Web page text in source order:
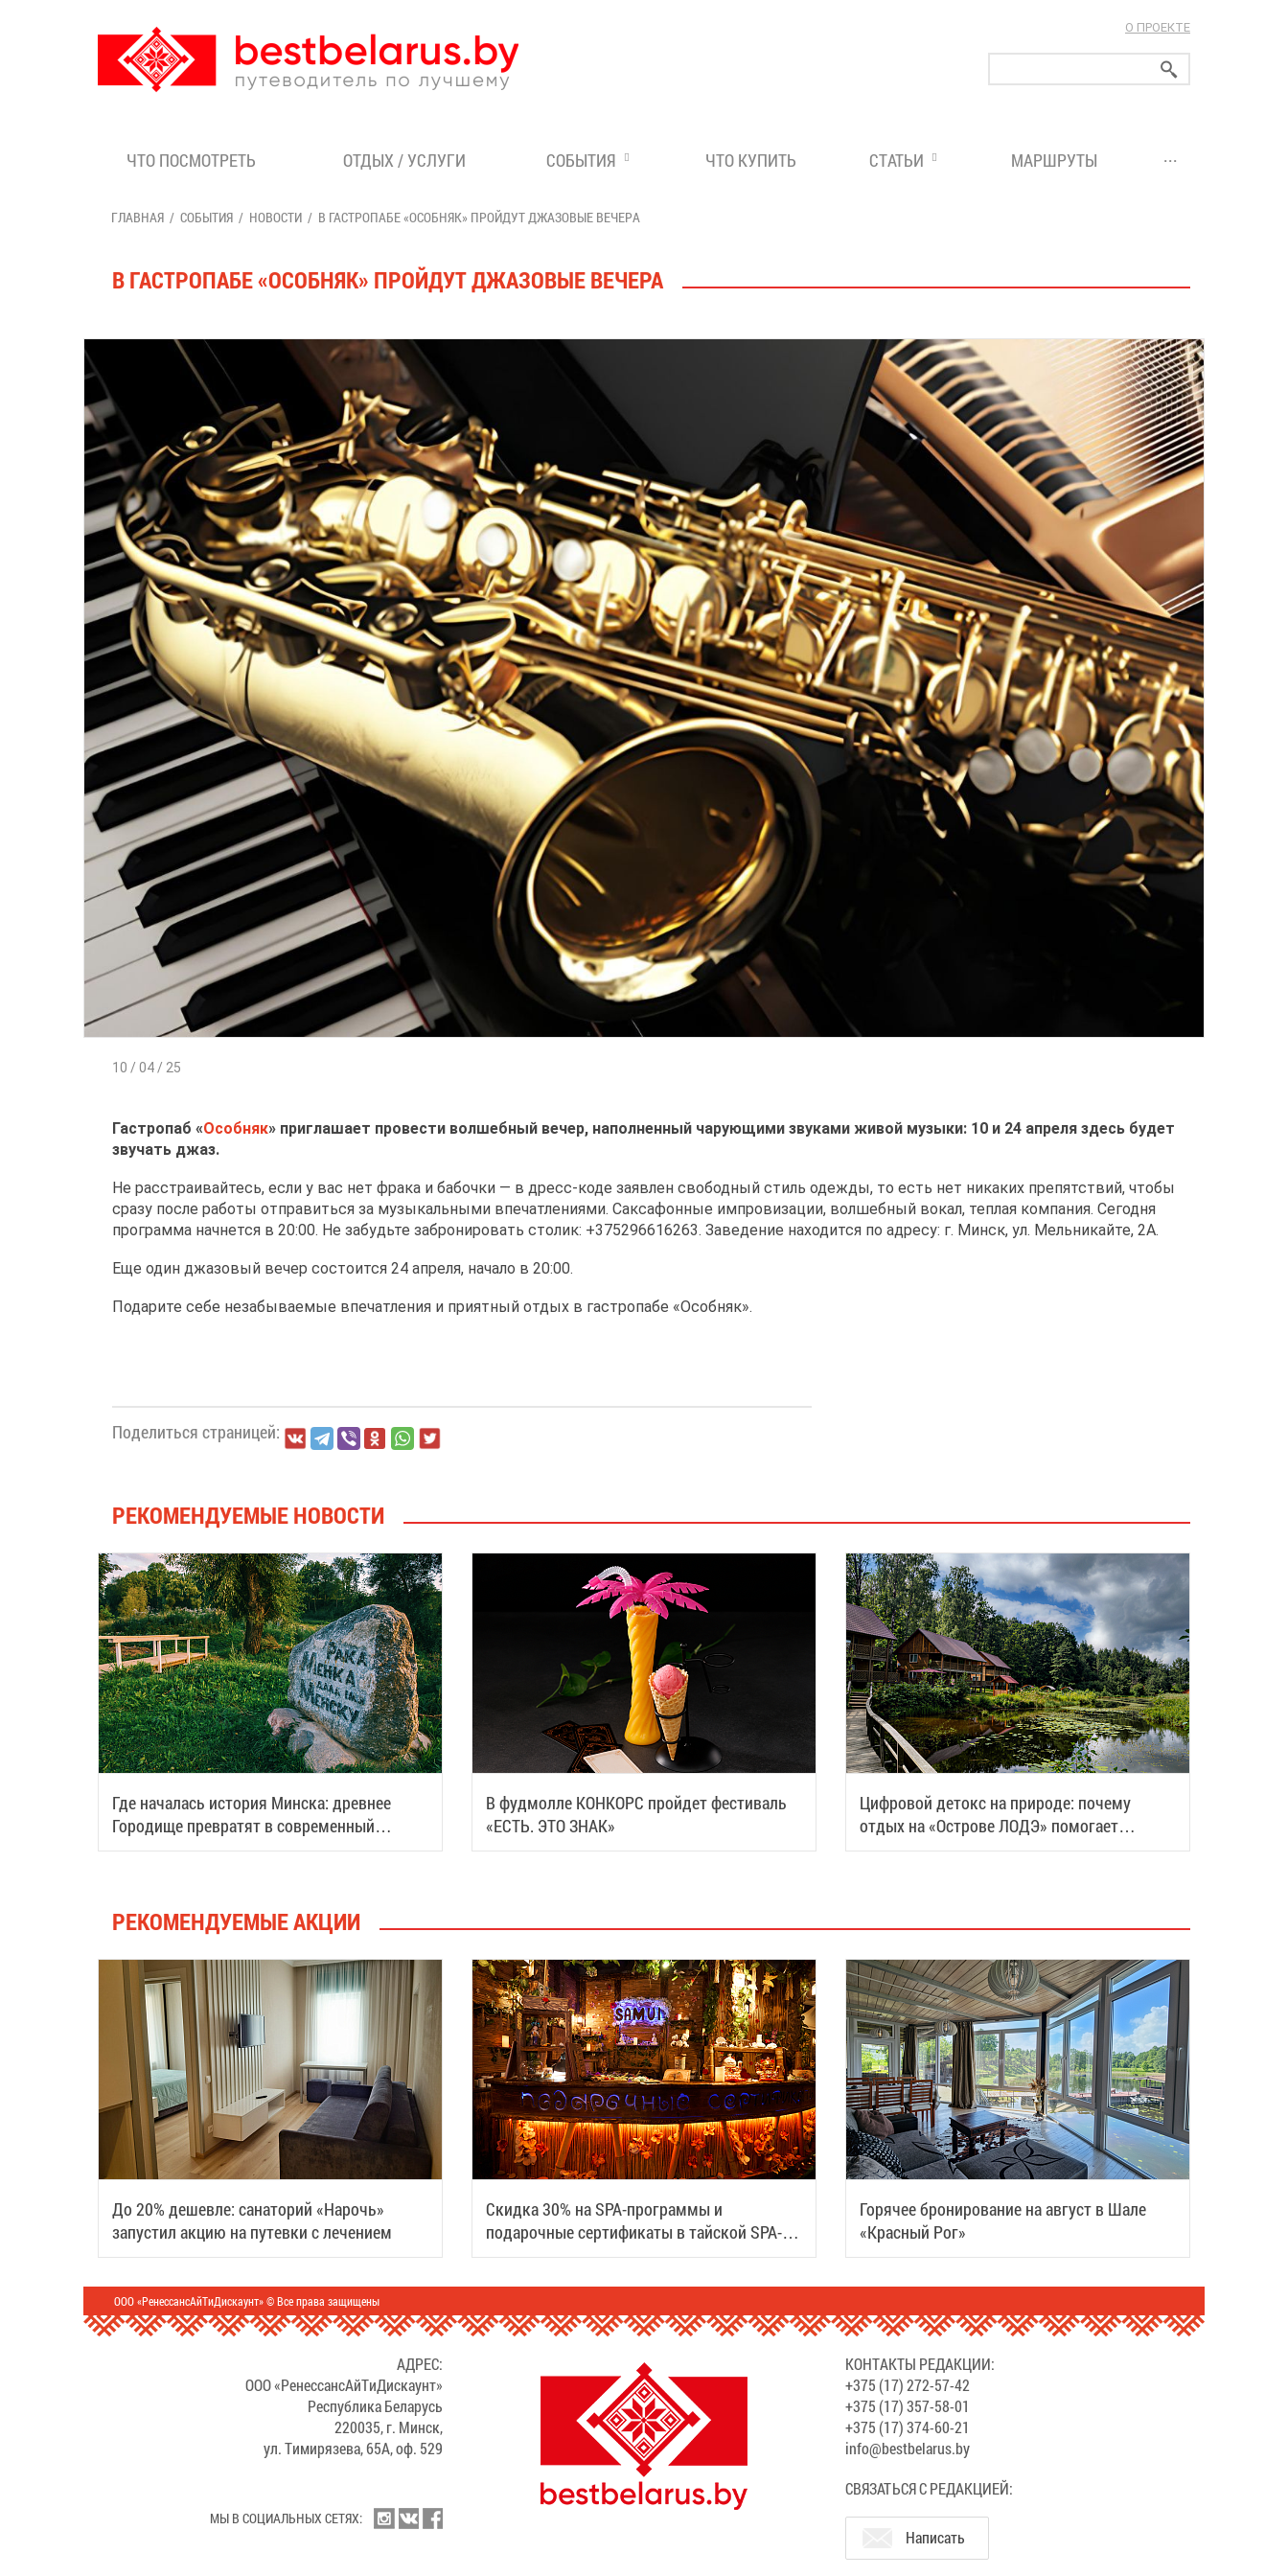
О ПРОЕКТЕ
ЧТО ПОСМОТРЕТЬ ОТДЫХ / УСЛУГИ СОБЫТИЯ ЧТО КУПИТЬ СТАТЬИ МАРШРУТЫ ...
ГЛАВНАЯ СОБЫТИЯ НОВОСТИ В ГАСТРОПАБЕ «ОСОБНЯК» ПРОЙДУТ ДЖАЗОВЫЕ ВЕЧЕРА
В ГАСТРОПАБЕ «ОСОБНЯК» ПРОЙДУТ ДЖАЗОВЫЕ ВЕЧЕРА
10 / 04 / 25
Гастропаб «Особняк» приглашает провести волшебный вечер, наполненный чарующими звуками живой музыки: 10 и 24 апреля здесь будет
звучать джаз.
Не расстраивайтесь, если у вас нет фрака и бабочки — в дресс-коде заявлен свободный стиль одежды, то есть нет никаких препятствий, чтобы
сразу после работы отправиться за музыкальными впечатлениями. Саксафонные импровизации, волшебный вокал, теплая компания. Сегодня
программа начнется в 20:00. Не забудьте забронировать столик: +375296616263. Заведение находится по адресу: г. Минск, ул. Мельникайте, 2А.
Еще один джазовый вечер состоится 24 апреля, начало в 20:00.
Подарите себе незабываемые впечатления и приятный отдых в гастропабе «Особняк».
Поделиться страницей:
РЕКОМЕНДУЕМЫЕ НОВОСТИ
Где началась история Минска: древнее
Городище превратят в современный
туристический центр
В фудмолле КОНКОРС пройдет фестиваль
«ЕСТЬ. ЭТО ЗНАК»
Цифровой детокс на природе: почему
отдых на «Острове ЛОДЭ» помогает
восстановить силы
РЕКОМЕНДУЕМЫЕ АКЦИИ
До 20% дешевле: санаторий «Нарочь»
запустил акцию на путевки с лечением
Скидка 30% на SPA-программы и
подарочные сертификаты в тайской SPA-
деревне Samui
Горячее бронирование на август в Шале
«Красный Рог»
ООО «РенессансАйТиДискаунт» © Все права защищены
АДРЕС:
ООО «РенессансАйТиДискаунт»
Республика Беларусь
220035, г. Минск,
ул. Тимирязева, 65А, оф. 529
МЫ В СОЦИАЛЬНЫХ СЕТЯХ:
КОНТАКТЫ РЕДАКЦИИ:
+375 (17) 272-57-42
+375 (17) 357-58-01
+375 (17) 374-60-21
info@bestbelarus.by
СВЯЗАТЬСЯ С РЕДАКЦИЕЙ:
Написать